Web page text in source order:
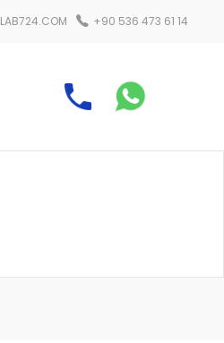
+90 536 473 61 14